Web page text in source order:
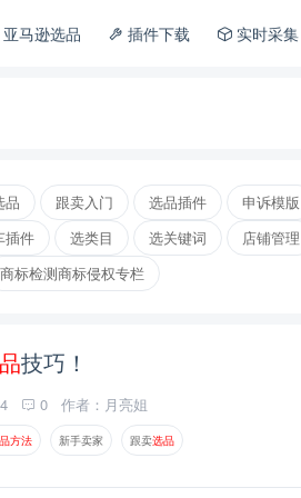
亚马逊选品 插件下载 实时采集
品 跟卖入门 选品插件 申诉模版
插件 选类目 选关键词 店铺管理
商标检测商标侵权专栏
品技巧！
0 作者：月亮姐
品方法 新手卖家 跟卖选品